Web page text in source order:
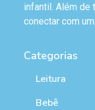
infantil. Além de
conectar com
Categorias
Leitura
Bebê